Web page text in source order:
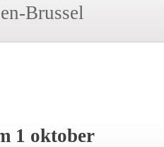
Brussel
1 oktober